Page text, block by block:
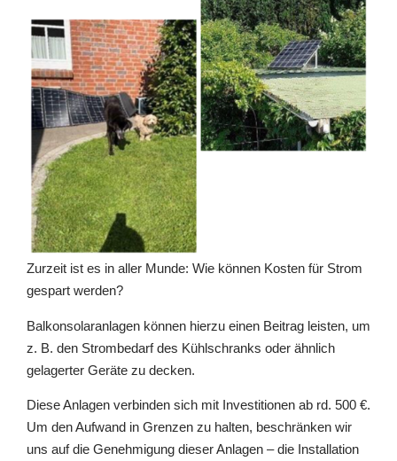
Zurzeit ist es in aller Munde: Wie können Kosten für Strom
gespart werden?
Balkonsolaranlagen können hierzu einen Beitrag leisten, um
z. B. den Strombedarf des Kühlschranks oder ähnlich
gelagerter Geräte zu decken.
Diese Anlagen verbinden sich mit Investitionen ab rd. 500 €.
Um den Aufwand in Grenzen zu halten, beschränken wir
uns auf die Genehmigung dieser Anlagen – die Installation